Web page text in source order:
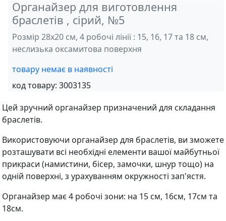
Органайзер для виготовлення
браслетів , сірий, №5
Розмір 28x20 см, 4 робочі лінії : 15, 16, 17 та 18 см,
неслизька оксамитова поверхня
товару немає в наявності
код товару: 3003135
Цей зручний органайзер призначений для складання
браслетів.
Використовуючи органайзер для браслетів, ви зможете
розташувати всі необхідні елементи вашої майбутньої
прикраси (намистини, бісер, замочки, шнур тощо) на
одній поверхні, з урахуванням окружності зап'ястя.
Органайзер має 4 робочі зони: на 15 см, 16см, 17см та
18см.